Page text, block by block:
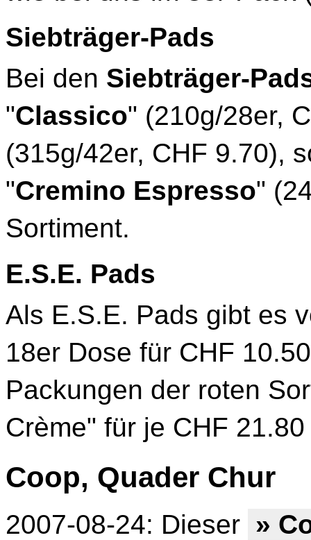
Siebträger-Pads
Bei den Siebträger-
"Classico" (210g/28er,
(315g/42er, CHF 9.70),
"Cremino Espresso"
Sortiment.
E.S.E. Pads
Als E.S.E. Pads gibt es
18er Dose für CHF
Packungen der roten
Crème" für je CHF
Coop, Quader Chur
2007-08-24: Dieser »